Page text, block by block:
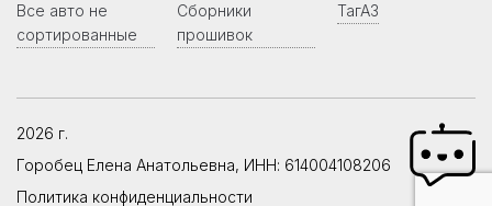
Все авто не
сортированные
Сборники
прошивок
ТагАЗ
2026 г.
Горобец Елена Анатольевна, ИНН: 614004108206
Политика конфиденциальности